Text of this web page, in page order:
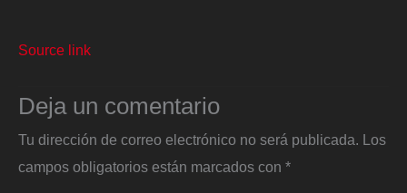
Source link
Deja un comentario
Tu dirección de correo electrónico no será publicada. Los
campos obligatorios están marcados con *